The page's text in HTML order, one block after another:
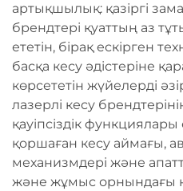
артықшылық: қазіргі
брендтері қуаттың аз
ететін, бірақ ескірген
басқа кесу әдістеріне
көрсететін жүйелерді
лазерлі кесу
қауіпсіздік
қоршаған кесу аймағы,
механизмдері және
және жұмыс орнындағы